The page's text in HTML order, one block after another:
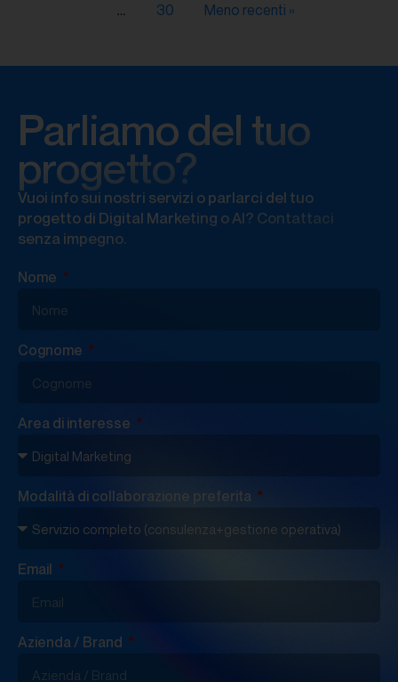
… 30 Meno recenti »
Parliamo del tuo
progetto?
Vuoi info sui nostri servizi o parlarci del tuo
progetto di Digital Marketing o AI? Contattaci
senza impegno.
Nome
Cognome
Area di interesse
Modalità di collaborazione preferita
Email
Azienda / Brand